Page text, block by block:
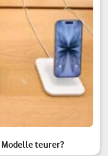
Modelle teurer?